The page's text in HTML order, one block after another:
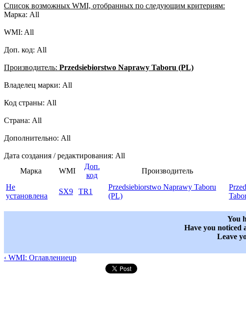
Список возможных WMI, отобранных по следующим критериям:
Марка: All
WMI: All
Доп. код: All
Производитель: Przedsiebiorstwo Naprawy Taboru (PL)
Владелец марки: All
Код страны: All
Страна: All
Дополнительно: All
Дата создания / редактирования: All
Марка
WMI
Доп.
код
Производитель
Не
установлена
SX9 TR1
Przedsiebiorstwo Naprawy Taboru
(PL)
You
Have you noticed
Leave
‹ WMI: Оглавлениеup